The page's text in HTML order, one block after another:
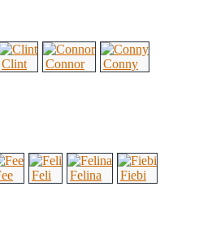
Clint Connor Conny
Feli Felina Fiebi